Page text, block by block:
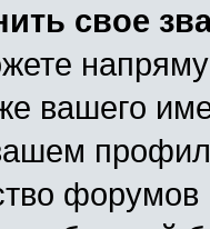
свое
вашего
форумов